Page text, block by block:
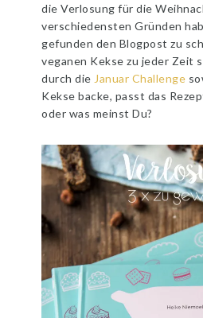
die Verlosung für die
verschiedensten Gründen
gefunden den Blogpost zu
veganen Kekse zu jeder Zeit
durch die Januar Challenge
Kekse backe, passt das
oder was meinst Du?